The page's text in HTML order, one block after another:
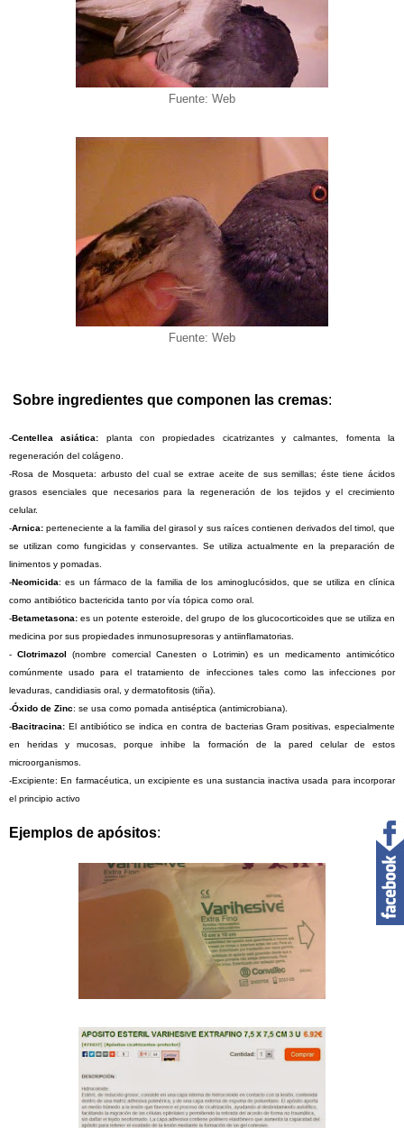
Fuente: Web
Fuente: Web
Sobre ingredientes que componen las cremas:
-Centellea asiática: planta con propiedades cicatrizantes y calmantes, fomenta la
regeneración del colágeno.
-Rosa de Mosqueta: arbusto del cual se extrae aceite de sus semillas; éste tiene ácidos
grasos esenciales que necesarios para la regeneración de los tejidos y el crecimiento
celular.
-Arnica: perteneciente a la familia del girasol y sus raíces contienen derivados del timol, que
se utilizan como fungicidas y conservantes. Se utiliza actualmente en la preparación de
linimentos y pomadas.
-Neomicida: es un fármaco de la familia de los aminoglucósidos, que se utiliza en clínica
como antibiótico bactericida tanto por vía tópica como oral.
-Betametasona: es un potente esteroide, del grupo de los glucocorticoides que se utiliza en
medicina por sus propiedades inmunosupresoras y antiinflamatorias.
- Clotrimazol (nombre comercial Canesten o Lotrimin) es un medicamento antimicótico
comúnmente usado para el tratamiento de infecciones tales como las infecciones por
levaduras, candidiasis oral, y dermatofitosis (tiña).
-Óxido de Zinc: se usa como pomada antiséptica (antimicrobiana).
-Bacitracina: El antibiótico se indica en contra de bacterias Gram positivas, especialmente
en heridas y mucosas, porque inhibe la formación de la pared celular de estos
microorganismos.
-Excipiente: En farmacéutica, un excipiente es una sustancia inactiva usada para incorporar
el principio activo
Ejemplos de apósitos: